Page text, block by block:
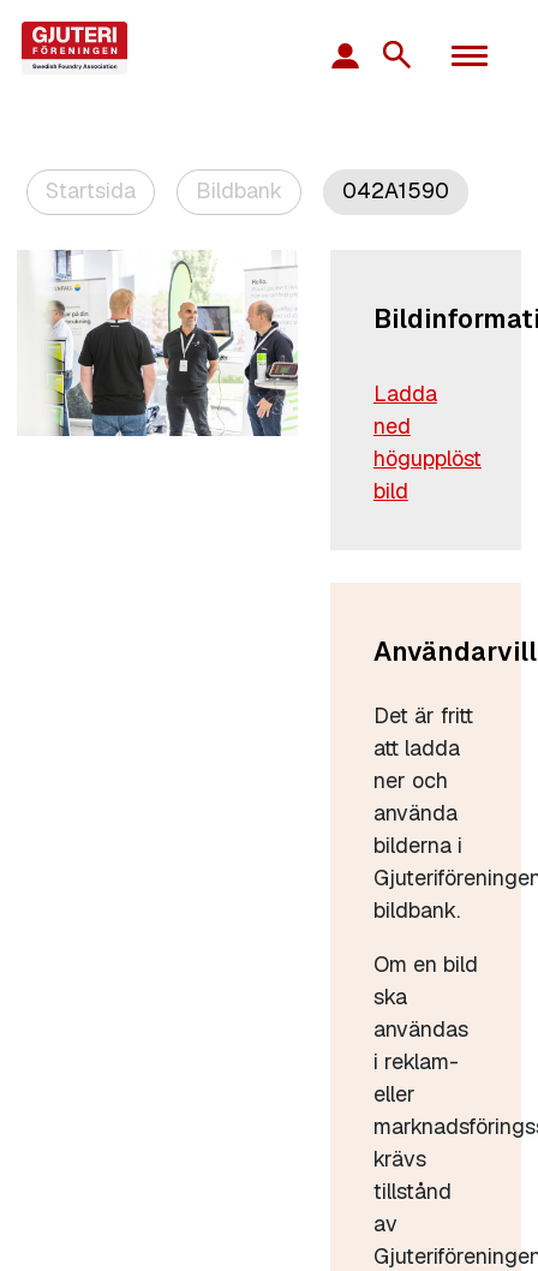
Startsida Bildbank 042A1590
Ladda
ned
högupplöst
bild
Det är fritt
att ladda
ner och
använda
bilderna i
bildbank.
Om en bild
ska
användas
i reklam-
eller
krävs
tillstånd
av